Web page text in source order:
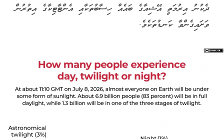
ދެކުނު އިރުމަތީ އޭޝިއާގެ ބައެއް ހިސާބުތަކާއި އެންޓާޓިކާގެ އިތުރުން
ވަށައިގެންވާ ކަނޑުތަކެވެ.